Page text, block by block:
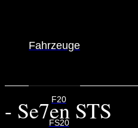
Fahrzeuge
F20
FS20
- Se7en STS